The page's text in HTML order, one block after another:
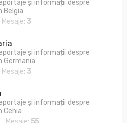
și informații despre
Belgia
3
și informații despre
Germania
3
și informații despre
Cehia